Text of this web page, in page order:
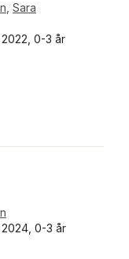
Sara
0-3 år
antal röster:
0-3 år